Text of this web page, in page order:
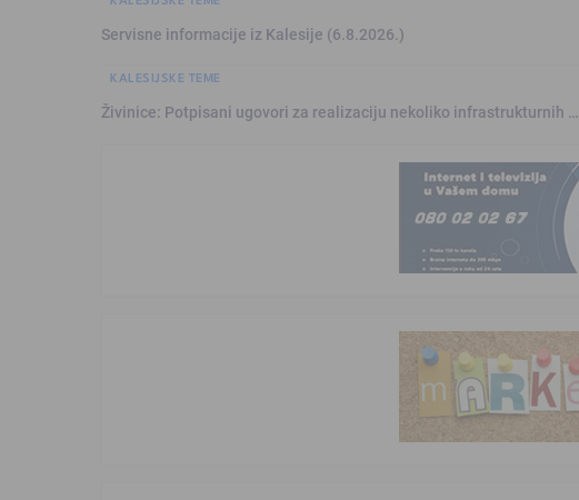
Servisne informacije iz Kalesije (6.8.2026.)
KALESIJSKE TEME
Živinice: Potpisani ugovori za realizaciju nekoliko infrastrukturnih …